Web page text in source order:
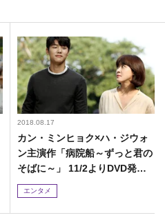
2018.08.17
カン・ミンヒョク×ハ・ジウォ
ン主演作「病院船～ずっと君の
そばに～」 11/2よりDVD発売&
レンタル開始!
エンタメ